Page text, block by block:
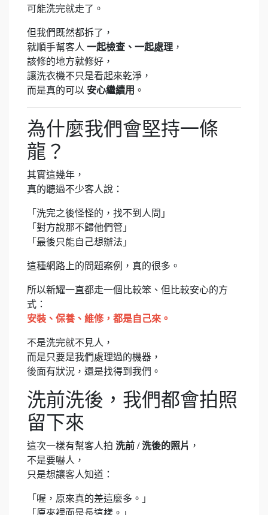
可能洗完就走了。
但我們既然都拆了，
就順手幫客人 一起檢查、一起處理 ，
該修的地方就修好，
讓洗衣機不只是看起來乾淨，
而是真的可以 安心繼續用 。
為什麼我們會堅持一條
龍？
其實這幾年，
真的聽過不少客人說：
「洗完之後怪怪的，找不到人問」
「對方說那不歸他們管」
「最後只能自己想辦法」
這種網路上的問題案例，真的很多。
所以新耀一直都走一個比較笨、但比較安心的方
式：
安裝、保養、維修，都是自己來。
不是洗完就不見人，
而是只要是我們處理過的機器，
後面有狀況，還是找得到我們。
洗前洗後，我們都會拍照
留下來
這次一樣有幫客人拍 洗前 / 洗後的照片 ，
不是要嚇人，
只是想讓客人知道：
「喔，原來真的差這麼多。」
「原來裡面是長這樣。」